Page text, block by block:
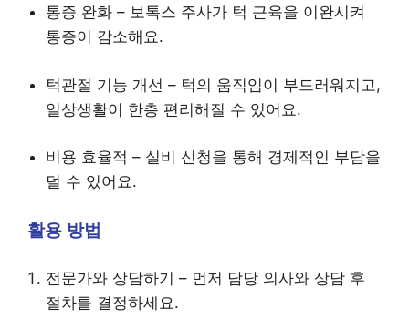
통증 완화 – 보톡스 주사가 턱 근육을 이완시켜
통증이 감소해요.
턱관절 기능 개선 – 턱의 움직임이 부드러워지고,
일상생활이 한층 편리해질 수 있어요.
비용 효율적 – 실비 신청을 통해 경제적인 부담을
덜 수 있어요.
활용 방법
전문가와 상담하기 – 먼저 담당 의사와 상담 후
절차를 결정하세요.